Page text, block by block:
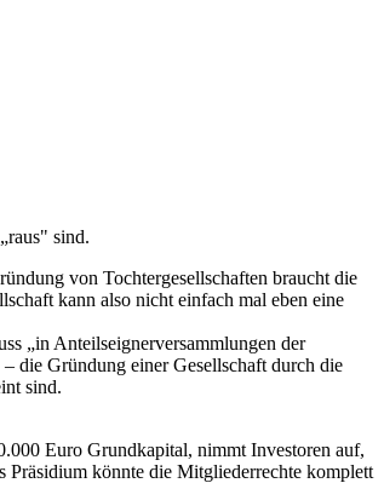
sind.
von Tochtergesellschaften braucht die
kann also nicht einfach mal eben eine
„in Anteilseignerversammlungen der
die Gründung einer Gesellschaft durch die
sind.
Euro Grundkapital, nimmt Investoren auf,
Präsidium könnte die Mitgliederrechte komplett